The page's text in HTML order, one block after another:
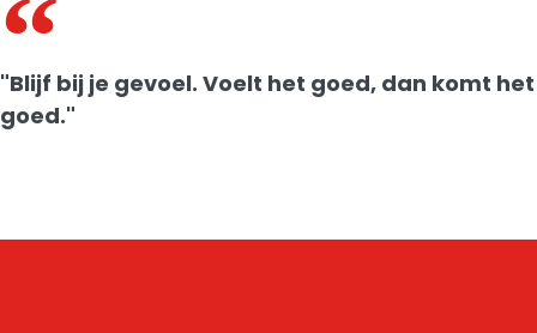
"Blijf bij je gevoel. Voelt het goed, dan komt het
goed."